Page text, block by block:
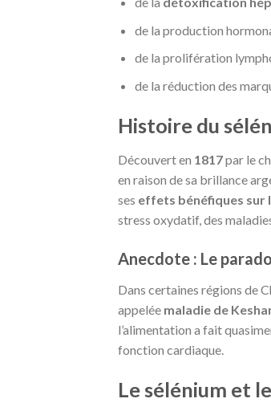
de la production
de la prolifération
de la réduction des
Histoire du
Découvert en 1817par le
en raison de sa brillance
ses effets bénéfiques sur
stress oxydatif, des
Anecdote : Le
Dans certaines régions de
appelée maladie de
l’alimentation a fait
fonction cardiaque.
Le sélénium et